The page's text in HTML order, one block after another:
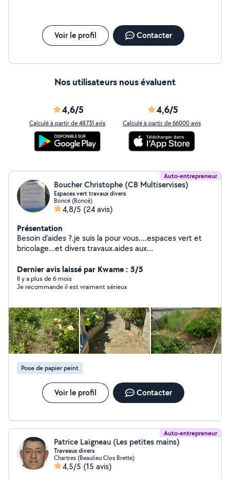
Voir le profil Contacter
Nos utilisateurs nous évaluent
4,6/5
Calculé à partir de 48731 avis
4,6/5
Calculé à partir de 66000 avis
Auto-entrepreneur
Boucher Christophe (CB Multiservises)
Espaces vert travaux divers
Boncé (Boncé)
4,8/5 (24 avis)
Présentation
Besoin d'aides ?.je suis la pour vous....espaces vert et
bricolage...et divers travaux.aides aux
Dernier avis laissé par Kwame : 5/5
Il y a plus de 6 mois
Je recommande il est vraiment sérieux
Pose de papier peint
Voir le profil Contacter
Auto-entrepreneur
Patrice Laigneau (Les petites mains)
Traveaux divers
Chartres (Beaulieu Clos Brette)
4,5/5 (15 avis)